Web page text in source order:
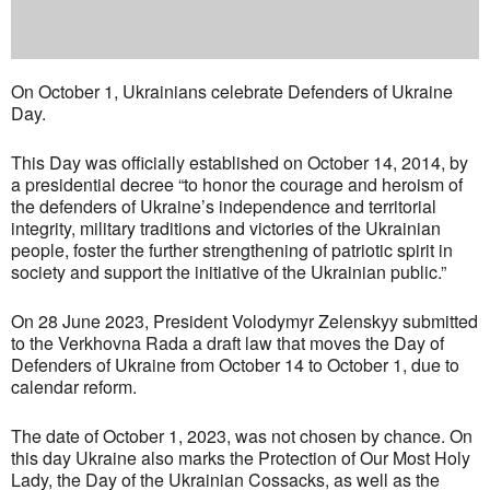
On October 1, Ukrainians celebrate Defenders of Ukraine
Day.
This Day was officially established on October 14, 2014, by
a presidential decree “to honor the courage and heroism of
the defenders of Ukraine’s independence and territorial
integrity, military traditions and victories of the Ukrainian
people, foster the further strengthening of patriotic spirit in
society and support the initiative of the Ukrainian public.”
On 28 June 2023, President Volodymyr Zelenskyy submitted
to the Verkhovna Rada a draft law that moves the Day of
Defenders of Ukraine from October 14 to October 1, due to
calendar reform.
The date of October 1, 2023, was not chosen by chance. On
this day Ukraine also marks the Protection of Our Most Holy
Lady, the Day of the Ukrainian Cossacks, as well as the